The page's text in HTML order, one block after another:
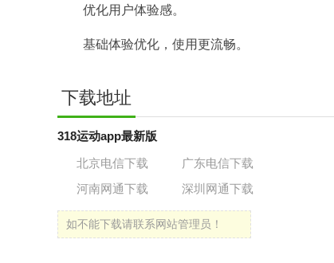
优化用户体验感。
基础体验优化，使用更流畅。
下载地址
318运动app最新版
北京电信下载
广东电信下载
河南网通下载
深圳网通下载
如不能下载请联系网站管理员！